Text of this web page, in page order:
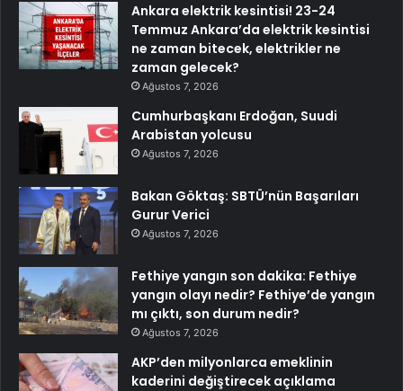
Ankara elektrik kesintisi! 23-24
Temmuz Ankara’da elektrik kesintisi
ne zaman bitecek, elektrikler ne
zaman gelecek?
Ağustos 7, 2026
Cumhurbaşkanı Erdoğan, Suudi
Arabistan yolcusu
Ağustos 7, 2026
Bakan Göktaş: SBTÜ’nün Başarıları
Gurur Verici
Ağustos 7, 2026
Fethiye yangın son dakika: Fethiye
yangın olayı nedir? Fethiye’de yangın
mı çıktı, son durum nedir?
Ağustos 7, 2026
AKP’den milyonlarca emeklinin
kaderini değiştirecek açıklama